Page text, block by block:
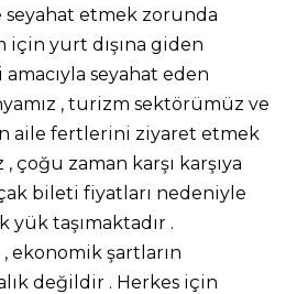
etmek zorunda
için yurt dışına giden
seyahat eden
, turizm sektörümüz ve
aile fertlerini ziyaret etmek
, çoğu zaman karşı karşıya
bileti fiyatları nedeniyle
taşımaktadır .
ekonomik şartların
değildir . Herkes için